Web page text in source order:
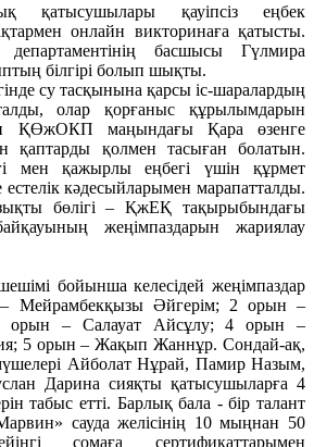
қатысушылары қауіпсіз еңбек
онлайн викторинаға қатысты.
басшысы Гүлмира
білгірі болып шықты.
су тасқынына қарсы іс-шаралардың
олар қорғаныс құрылымдарын
ҚӨжОКП маңындағы Қара өзенге
қаптарды қолмен тасыған болатын.
мен қажырлы еңбегі үшін құрмет
кәдесыйларымен марапатталды.
бөлігі – ҚжЕҚ тақырыбындағы
жеңімпаздарын жариялау
бойынша келесідей жеңімпаздар
Мейрамбекқызы Әйгерім; 2 орын –
орын – Салауат Айсұлу; 4 орын –
5 орын – Жақып Жаннұр. Сондай-ақ,
Айболат Нұрай, Памир Назым,
Дарина сияқты қатысушыларға 4
табыс етті. Барлық бала - бір талант
сауда желісінің 10 мыңнан 50
сомаға сертификаттарымен